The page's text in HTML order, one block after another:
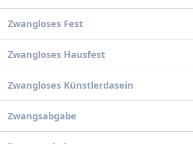
Zwangloses Fest
Zwangloses Hausfest
Zwangloses Künstlerdasein
Zwangsabgabe